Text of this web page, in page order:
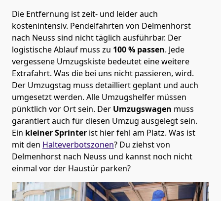
Die Entfernung ist zeit- und leider auch
kostenintensiv. Pendelfahrten von Delmenhorst
nach Neuss sind nicht täglich ausführbar. Der
logistische Ablauf muss zu 100 % passen. Jede
vergessene Umzugskiste bedeutet eine weitere
Extrafahrt. Was die bei uns nicht passieren, wird.
Der Umzugstag muss detailliert geplant und auch
umgesetzt werden. Alle Umzugshelfer müssen
pünktlich vor Ort sein. Der Umzugswagen muss
garantiert auch für diesen Umzug ausgelegt sein.
Ein kleiner Sprinter ist hier fehl am Platz. Was ist
mit den Halteverbotszonen? Du ziehst von
Delmenhorst nach Neuss und kannst noch nicht
einmal vor der Haustür parken?